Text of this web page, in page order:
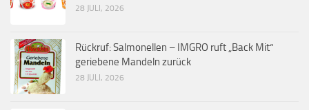
28 JULI, 2026
Rückruf: Salmonellen – IMGRO ruft „Back Mit“
geriebene Mandeln zurück
28 JULI, 2026